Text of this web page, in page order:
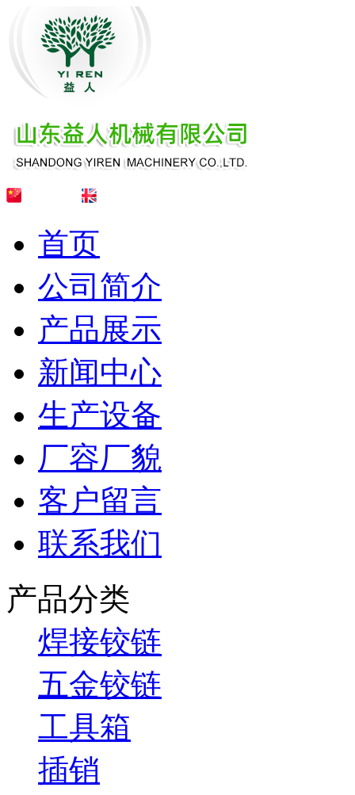
首页
公司简介
产品展示
新闻中心
生产设备
厂容厂貌
客户留言
联系我们
产品分类
焊接铰链
五金铰链
工具箱
插销